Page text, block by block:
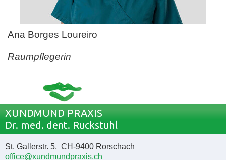
Ana Borges Loureiro
Raumpflegerin
XUNDMUND PRAXIS
Dr. med. dent. Ruckstuhl
St. Gallerstr. 5, CH-9400 Rorschach
office@xundmundpraxis.ch